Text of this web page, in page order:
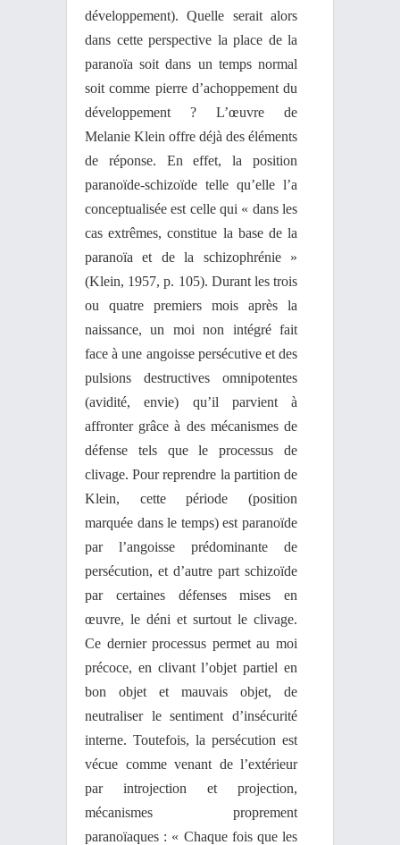
développement). Quelle serait alors
dans cette perspective la place de la
paranoïa soit dans un temps normal
soit comme pierre d’achoppement du
développement ? L’œuvre de
Melanie Klein offre déjà des éléments
de réponse. En effet, la position
paranoïde-schizoïde telle qu’elle l’a
conceptualisée est celle qui « dans les
cas extrêmes, constitue la base de la
paranoïa et de la schizophrénie »
(Klein, 1957, p. 105). Durant les trois
ou quatre premiers mois après la
naissance, un moi non intégré fait
face à une angoisse persécutive et des
pulsions destructives omnipotentes
(avidité, envie) qu’il parvient à
affronter grâce à des mécanismes de
défense tels que le processus de
clivage. Pour reprendre la partition de
Klein, cette période (position
marquée dans le temps) est paranoïde
par l’angoisse prédominante de
persécution, et d’autre part schizoïde
par certaines défenses mises en
œuvre, le déni et surtout le clivage.
Ce dernier processus permet au moi
précoce, en clivant l’objet partiel en
bon objet et mauvais objet, de
neutraliser le sentiment d’insécurité
interne. Toutefois, la persécution est
vécue comme venant de l’extérieur
par introjection et projection,
mécanismes proprement
paranoïaques : « Chaque fois que les